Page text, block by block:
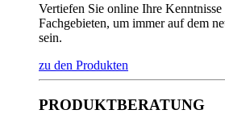
Vertiefen Sie online Ihre Kenntnisse
Fachgebieten, um immer auf dem
sein.
zu den Produkten
PRODUKTBERATUNG